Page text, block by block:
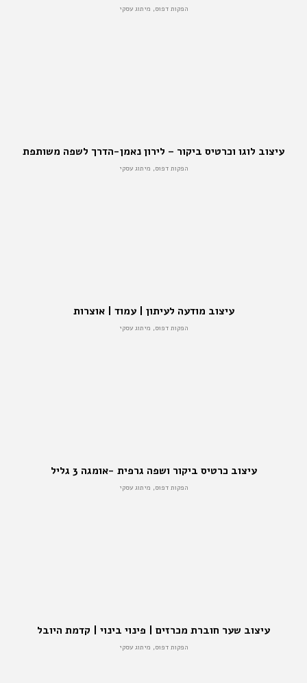
הפקות דפוס, מיתוג עסקי
עיצוב לוגו וכרטיס ביקור – לירון נאמן-הדרך לשפה משותפת
הפקות דפוס, מיתוג עסקי
עיצוב מודעה לעיתון | עמוד | אוצרות
הפקות דפוס, מיתוג עסקי
עיצוב כרטיס ביקור ושפה גרפית -אומגה 3 גליל
הפקות דפוס, מיתוג עסקי
עיצוב שער חוברת מכרזים | פינוי בינוי | קדמת היובל
הפקות דפוס, מיתוג עסקי